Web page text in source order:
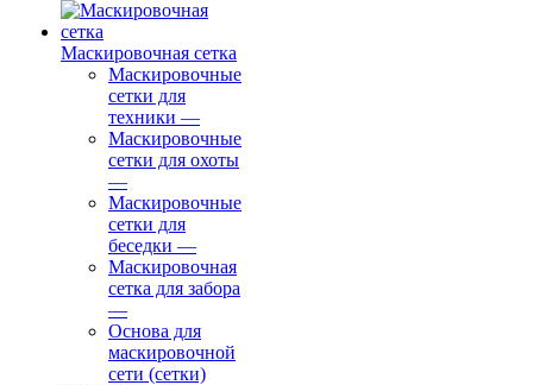
Маскировочная сетка
Маскировочные
сетки для
техники —
Маскировочные
сетки для охоты
—
Маскировочные
сетки для
беседки —
Маскировочная
сетка для забора
—
Основа для
маскировочной
сети (сетки)